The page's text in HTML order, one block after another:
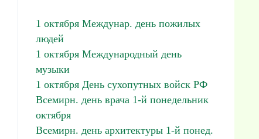
1 октября Междунар. день пожилых
людей
1 октября Международный день
музыки
1 октября День сухопутных войск РФ
Всемирн. день врача 1-й понедельник
октября
Всемирн. день архитектуры 1-й понед.